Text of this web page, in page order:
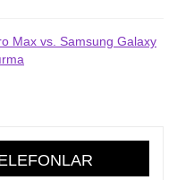
Max vs. Samsung Galaxy